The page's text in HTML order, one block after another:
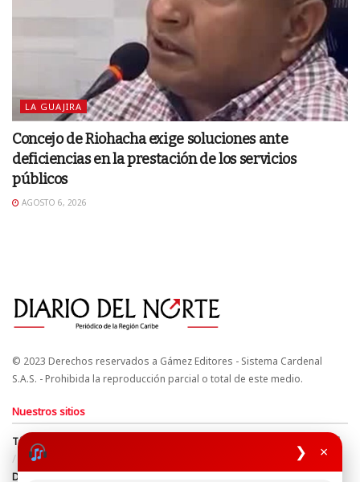
❯ ×
LA GUAJIRA
Concejo de Riohacha exige soluciones ante
deficiencias en la prestación de los servicios
públicos
AGOSTO 6, 2026
© 2023 Derechos reservados a Gámez Editores - Sistema Cardenal
S.A.S. - Prohibida la reproducción parcial o total de este medio.
Nuestros sitios
Términos y Condiciones
Derechos de Autor y Propiedad Intelectual
Política de uso de cookies
Política de Tratamiento de Datos
Directrices Editoriales